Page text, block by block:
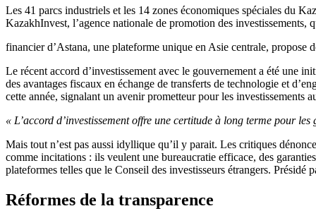
Les 41 parcs industriels et les 14 zones économiques spéciales du
KazakhInvest, l’agence nationale de promotion des
financier d’Astana, une plateforme unique en Asie centrale, propose
Le récent accord d’investissement avec le gouvernement a été une
des avantages fiscaux en échange de transferts de technologie et
cette année, signalant un avenir prometteur pour les investissements
« L’accord d’investissement offre une certitude à long terme pour les
Mais tout n’est pas aussi idyllique qu’il y parait. Les critiques
comme incitations : ils veulent une bureaucratie efficace, des
plateformes telles que le Conseil des investisseurs étrangers.
Réformes de la transparence